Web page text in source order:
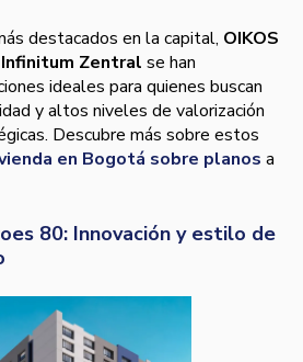
destacados en la capital, OIKOS
Infinitum Zentral se han
ideales para quienes buscan
y altos niveles de valorización
Descubre más sobre estos
en Bogotá sobre planos a
80: Innovación y estilo de